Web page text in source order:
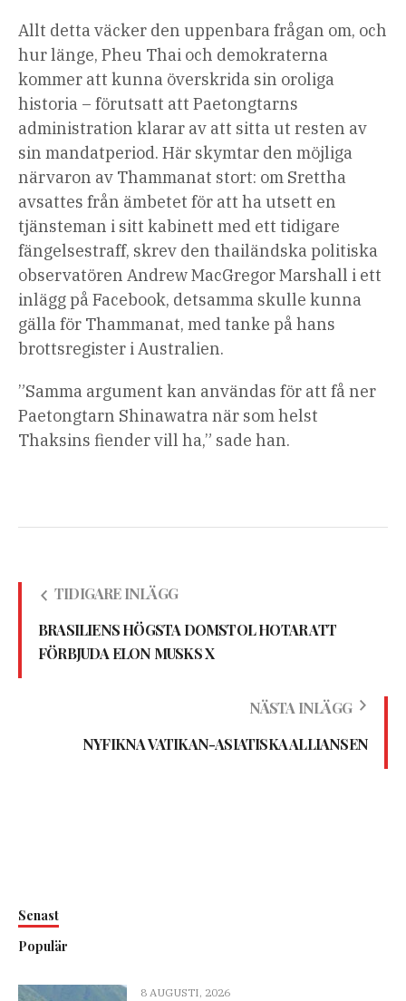
Allt detta väcker den uppenbara frågan om, och
hur länge, Pheu Thai och demokraterna
kommer att kunna överskrida sin oroliga
historia – förutsatt att Paetongtarns
administration klarar av att sitta ut resten av
sin mandatperiod. Här skymtar den möjliga
närvaron av Thammanat stort: ​​om Srettha
avsattes från ämbetet för att ha utsett en
tjänsteman i sitt kabinett med ett tidigare
fängelsestraff, skrev den thailändska politiska
observatören Andrew MacGregor Marshall i ett
inlägg på Facebook, detsamma skulle kunna
gälla för Thammanat, med tanke på hans
brottsregister i Australien.
”Samma argument kan användas för att få ner
Paetongtarn Shinawatra när som helst
Thaksins fiender vill ha,” sade han.
TIDIGARE INLÄGG
BRASILIENS HÖGSTA DOMSTOL HOTAR ATT
FÖRBJUDA ELON MUSKS X
NÄSTA INLÄGG
NYFIKNA VATIKAN-ASIATISKA ALLIANSEN
Senast
Populär
8 AUGUSTI, 2026